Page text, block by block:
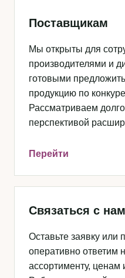
Поставщикам
Мы открыты для
производителями и
готовыми
продукцию по
Рассматриваем
перспективой
Перейти
Связаться с
Оставьте заявку
оперативно ответим
ассортименту, ценам